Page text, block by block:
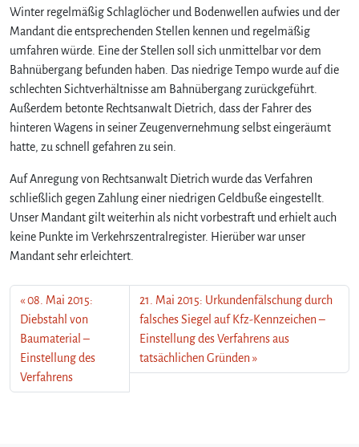
Winter regelmäßig Schlaglöcher und Bodenwellen aufwies und der
Mandant die entsprechenden Stellen kennen und regelmäßig
umfahren würde. Eine der Stellen soll sich unmittelbar vor dem
Bahnübergang befunden haben. Das niedrige Tempo wurde auf die
schlechten Sichtverhältnisse am Bahnübergang zurückgeführt.
Außerdem betonte Rechtsanwalt Dietrich, dass der Fahrer des
hinteren Wagens in seiner Zeugenvernehmung selbst eingeräumt
hatte, zu schnell gefahren zu sein.
Auf Anregung von Rechtsanwalt Dietrich wurde das Verfahren
schließlich gegen Zahlung einer niedrigen Geldbuße eingestellt.
Unser Mandant gilt weiterhin als nicht vorbestraft und erhielt auch
keine Punkte im Verkehrszentralregister. Hierüber war unser
Mandant sehr erleichtert.
08. Mai 2015:
Diebstahl von
Baumaterial –
Einstellung des
Verfahrens
21. Mai 2015: Urkundenfälschung durch
falsches Siegel auf Kfz-Kennzeichen –
Einstellung des Verfahrens aus
tatsächlichen Gründen